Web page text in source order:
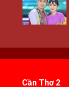
Cần Thơ 2